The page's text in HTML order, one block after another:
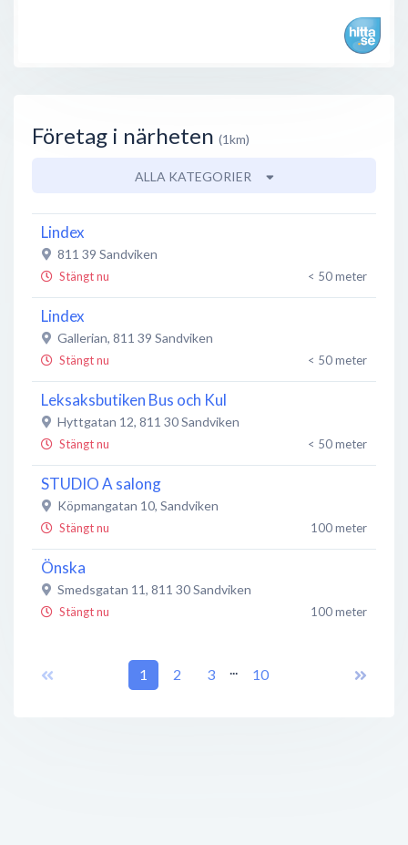
Företag i närheten (1km)
ALLA KATEGORIER
Lindex
811 39 Sandviken
Stängt nu < 50 meter
Lindex
Gallerian, 811 39 Sandviken
Stängt nu < 50 meter
Leksaksbutiken Bus och Kul
Hyttgatan 12, 811 30Sandviken
Stängt nu < 50 meter
STUDIO A salong
Köpmangatan 10, Sandviken
Stängt nu 100 meter
Önska
Smedsgatan 11, 811 30Sandviken
Stängt nu 100 meter
Köpmangatan 10 811 39 Sandviken
1 2 3 ... 10